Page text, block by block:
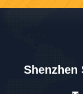
Shenzhen